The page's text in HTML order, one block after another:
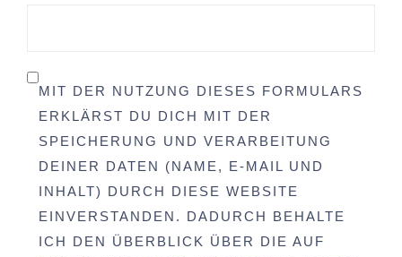
MIT DER NUTZUNG DIESES FORMULARS
ERKLÄRST DU DICH MIT DER
SPEICHERUNG UND VERARBEITUNG
DEINER DATEN (NAME, E-MAIL UND
INHALT) DURCH DIESE WEBSITE
EINVERSTANDEN. DADURCH BEHALTE
ICH DEN ÜBERBLICK ÜBER DIE AUF